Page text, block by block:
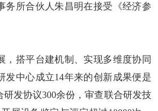
务所合伙人朱昌明在接受《经济参
搭平台建机制、实现多维度协同
发中心成立14年来的创新成果便是
发协议300余份，审查联合研发技